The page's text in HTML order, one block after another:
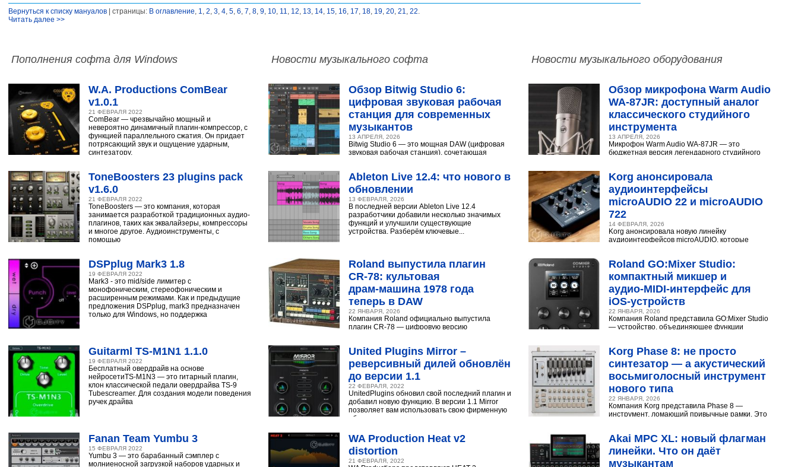
Вернуться к списку мануалов | страницы: В оглавление, 1, 2, 3, 4, 5, 6, 7, 8, 9, 10, 11, 12, 13, 14, 15, 16, 17, 18, 19, 20, 21, 22.
Читать далее >>
Пополнения софта для Windows
W.A. Productions ComBear
v1.0.1
21 ФЕВРАЛЯ 2022
ComBear — чрезвычайно мощный и
невероятно динамичный плагин-компрессор, с
функцией параллельного сжатия. Он придает
потрясающий звук и ощущение ударным,
синтезатору,
ToneBoosters 23 plugins pack
v1.6.0
21 ФЕВРАЛЯ 2022
ToneBoosters — это компания, которая
занимается разработкой традиционных аудио-
плагинов, таких как эквалайзеры, компрессоры
и многое другое. Аудиоинструменты, с
помощью
DSPplug Mark3 1.8
19 ФЕВРАЛЯ 2022
Mark3 - это mid/side лимитер с
монофоническим, стереофоническим и
расширенным режимами. Как и предыдущие
предложения DSPplug, mark3 предназначен
только для Windows, но поддержка
Guitarml TS-M1N1 1.1.0
19 ФЕВРАЛЯ 2022
Бесплатный овердрайв на основе
нейросетиTS-M1N3 — это гитарный плагин,
клон классической педали овердрайва TS-9
Tubescreamer. Для создания модели поведения
ручек драйва
Fanan Team Yumbu 3
15 ФЕВРАЛЯ 2022
Yumbu 3 — это барабанный сэмплер с
молниеносной загрузкой наборов ударных и
Новости музыкального софта
Обзор Bitwig Studio 6:
цифровая звуковая рабочая
станция для современных
музыкантов
13 АПРЕЛЯ, 2026
Bitwig Studio 6 — это мощная DAW (цифровая
звуковая рабочая станция), сочетающая
Ableton Live 12.4: что нового в
обновлении
13 ФЕВРАЛЯ, 2026
В последней версии Ableton Live 12.4
разработчики добавили несколько значимых
функций и улучшили существующие
устройства. Разберём ключевые...
Roland выпустила плагин
CR‑78: культовая
драм‑машина 1978 года
теперь в DAW
22 ЯНВАРЯ, 2026
Компания Roland официально выпустила
плагин CR-78 — цифровую версию
United Plugins Mirror –
реверсивный дилей обновлён
до версии 1.1
22 ФЕВРАЛЯ, 2022
UnitedPlugins обновил свой последний плагин и
добавил новую функцию. В версии 1.1 Mirror
позволяет вам использовать свою фирменную
обратную...
WA Production Heat v2
distortion
21 ФЕВРАЛЯ, 2022
Новости музыкального оборудования
Обзор микрофона Warm Audio
WA‑87JR: доступный аналог
классического студийного
инструмента
13 АПРЕЛЯ, 2026
Микрофон Warm Audio WA‑87JR — это
бюджетная версия легендарного студийного
Korg анонсировала
аудиоинтерфейсы
microAUDIO 22 и microAUDIO
722
14 ФЕВРАЛЯ, 2026
Korg анонсировала новую линейку
аудиоинтерфейсов microAUDIO, которые
Roland GO:Mixer Studio:
компактный микшер и
аудио‑MIDI‑интерфейс для
iOS‑устройств
22 ЯНВАРЯ, 2026
Компания Roland представила GO:Mixer Studio
— устройство, объединяющее функции
Korg Phase 8: не просто
синтезатор — а акустический
восьмиголосный инструмент
нового типа
22 ЯНВАРЯ, 2026
Компания Korg представила Phase 8 —
инструмент, ломающий привычные рамки. Это
Akai MPC XL: новый флагман
линейки. Что он даёт
музыкантам